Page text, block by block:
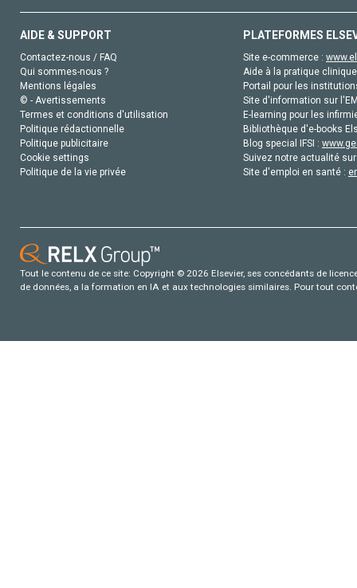
AIDE & SUPPORT
Contactez-nous / FAQ
Qui sommes-nous ?
Mentions légales
© - Avertissements
Termes et conditions d'utilisation
Politique rédactionnelle
Politique publicitaire
Cookie settings
Politique de la vie privée
PLATEFORMES
Site e-commerce :
Aide à la pratique
Portail pour les
Site d'information sur
E-learning pour les
Bibliothèque d'e-books
Blog special IFSI :
Suivez notre actualité
Site d'emploi en santé :
Tout le contenu de ce site: Copyright © 2026 Elsevier, ses concédants de
de données, a la formation en IA et aux technologies similaires. Pour tout